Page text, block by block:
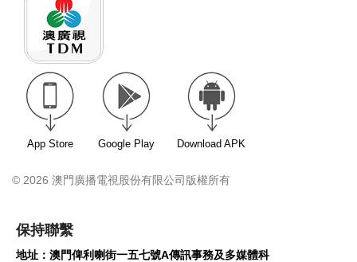
App Store Google Play Download APK
© 2026 澳門廣播電視股份有限公司版權所有
保持聯繫
地址：澳門俾利喇街一五七號A傳訊事務及多媒體科